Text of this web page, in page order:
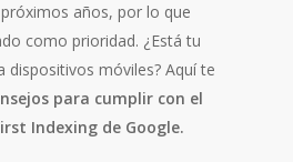
años, por lo que
como prioridad. ¿Está tu
dispositivos móviles? Aquí te
para cumplir con el
Indexing de Google.